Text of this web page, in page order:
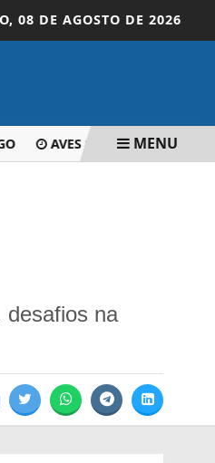
08 DE AGOSTO DE 2026
AVES SILVESTRES SÃO
MENU
desafios na